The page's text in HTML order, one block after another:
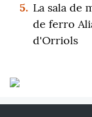
5. La sala de
de ferro
d'Orriols